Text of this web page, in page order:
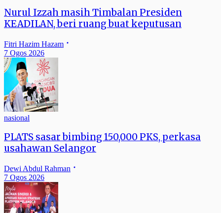
Nurul Izzah masih Timbalan Presiden
KEADILAN, beri ruang buat keputusan
Fitri Hazim Hazam
7 Ogos 2026
nasional
PLATS sasar bimbing 150,000 PKS, perkasa
usahawan Selangor
Dewi Abdul Rahman
7 Ogos 2026